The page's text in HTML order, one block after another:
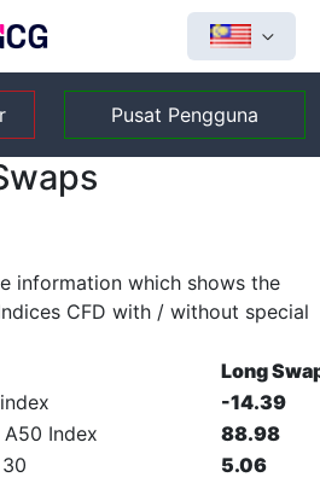
Pusat Pengguna
information which shows the
CFD with / without special
Long
-14.39
A50 Index
88.98
5.06